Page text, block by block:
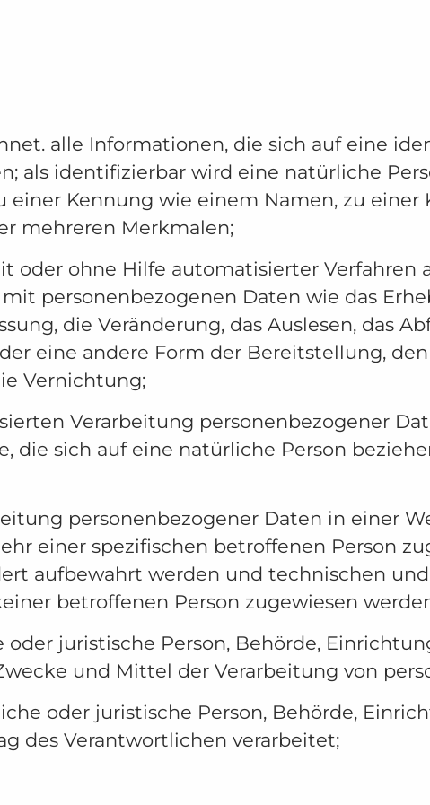
alle Informationen, die sich auf eine
als identifizierbar wird eine natürliche
Kennung wie einem Namen, zu
mehreren Merkmalen;
oder ohne Hilfe automatisierter Verfahren
personenbezogenen Daten wie das
die Veränderung, das Auslesen, das
eine andere Form der Bereitstellung,
Vernichtung;
Verarbeitung personenbezogener
die sich auf eine natürliche Person
personenbezogener Daten in einer
einer spezifischen betroffenen Person
aufbewahrt werden und technischen
betroffenen Person zugewiesen
juristische Person, Behörde,
und Mittel der Verarbeitung von
oder juristische Person, Behörde,
des Verantwortlichen verarbeitet;